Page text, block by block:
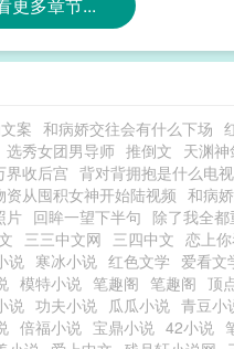
案 和病娇交往会有什么下场
选秀女团男导师 推倒文 天渊神
界收后宫 背对背拥抱是什么电
资从囤积女神开始陆视频 和病
片 回眸一望下半句 除了我全都
三三中文网 三四中文 恋上
说 寒冰小说 红色文学 爱看文
模特小说 笔趣阁 笔趣阁 顶
说 功夫小说 瓜瓜小说 青豆小
倍福小说 宝鼎小说 42小说